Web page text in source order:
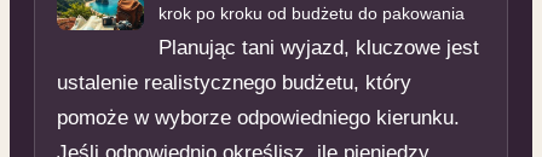
krok po kroku od budżetu do pakowania
Planując tani wyjazd, kluczowe jest
ustalenie realistycznego budżetu, który
pomoże w wyborze odpowiedniego kierunku.
Jeśli odpowiednio określisz, ile pieniędzy